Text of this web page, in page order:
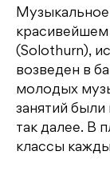
(Solothurn),
возведен в
молодых
занятий были
так далее. В
классы